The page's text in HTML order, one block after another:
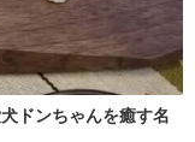
ドンちゃんを癒す名